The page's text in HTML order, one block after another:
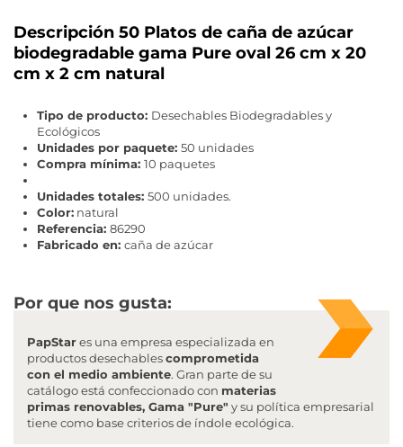
Descripción 50 Platos de caña de azúcar
biodegradable gama Pure oval 26 cm x 20
cm x 2 cm natural
Tipo de producto: Desechables Biodegradables y
Ecológicos
Unidades por paquete: 50 unidades
Compra mínima: 10 paquetes
Unidades totales: 500 unidades.
Color: natural
Referencia: 86290
Fabricado en: caña de azúcar
Por que nos gusta:
PapStares una empresa especializada en
productos desechablescomprometida
con el medio ambiente. Gran parte de su
catálogo está confeccionado con materias
primas renovables, Gama "Pure" y su política empresarial
tiene como base criterios de índole ecológica.